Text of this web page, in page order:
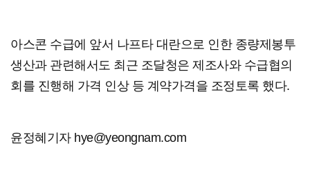
아스콘 수급에 앞서 나프타 대란으로 인한 종량제봉투
생산과 관련해서도 최근 조달청은 제조사와 수급협의
회를 진행해 가격 인상 등 계약가격을 조정토록 했다.
윤정혜기자 hye@yeongnam.com